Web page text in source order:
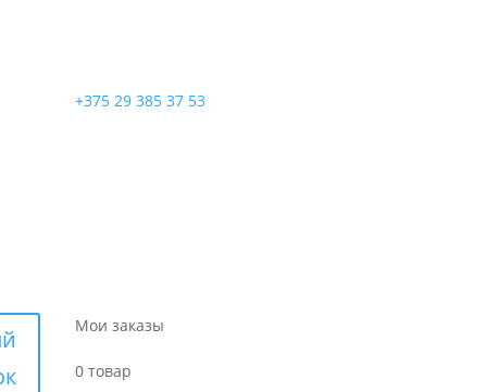
+375 29 385 37 53
Мои заказы
0 товар